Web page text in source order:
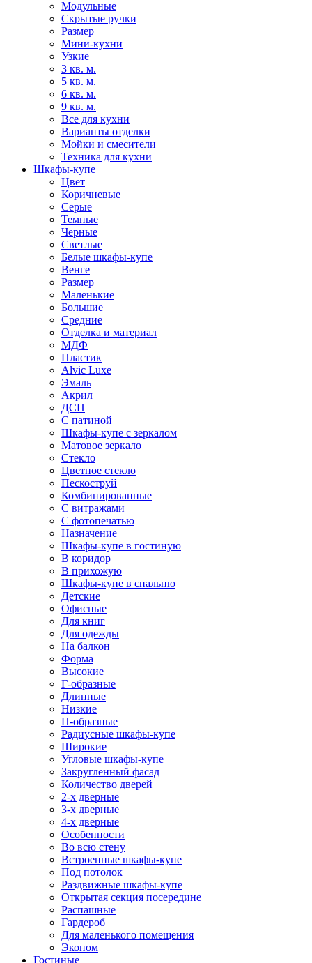
Модульные
Скрытые ручки
Размер
Мини-кухни
Узкие
3 кв. м.
5 кв. м.
6 кв. м.
9 кв. м.
Все для кухни
Варианты отделки
Мойки и смесители
Техника для кухни
Шкафы-купе
Цвет
Коричневые
Серые
Темные
Черные
Светлые
Белые шкафы-купе
Венге
Размер
Маленькие
Большие
Средние
Отделка и материал
МДФ
Пластик
Alvic Luxe
Эмаль
Акрил
ДСП
С патиной
Шкафы-купе с зеркалом
Матовое зеркало
Стекло
Цветное стекло
Пескоструй
Комбинированные
С витражами
С фотопечатью
Назначение
Шкафы-купе в гостиную
В коридор
В прихожую
Шкафы-купе в спальню
Детские
Офисные
Для книг
Для одежды
На балкон
Форма
Высокие
Г-образные
Длинные
Низкие
П-образные
Радиусные шкафы-купе
Широкие
Угловые шкафы-купе
Закругленный фасад
Количество дверей
2-х дверные
3-х дверные
4-х дверные
Особенности
Во всю стену
Встроенные шкафы-купе
Под потолок
Раздвижные шкафы-купе
Открытая секция посередине
Распашные
Гардероб
Для маленького помещения
Эконом
Гостиные